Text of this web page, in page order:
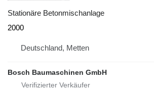
Stationäre Betonmischanlage
2000
Deutschland, Metten
Bosch Baumaschinen GmbH